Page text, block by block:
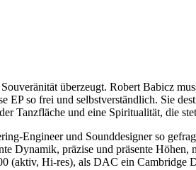
überzeugt. Robert Babicz
EP so frei und selbstverständlich. Sie
Tanzfläche und eine Spiritualität, die
Engineer und Sounddesigner so
Dynamik, präzise und präsente
(aktiv, Hi-res), als DAC ein